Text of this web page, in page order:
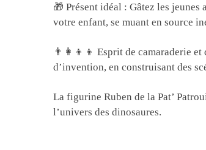
🎁 Présent idéal : Gâtez les
votre enfant, se muant en source
👨‍👩‍👦‍👦 Esprit de camaraderie
d’invention, en construisant des
La figurine Ruben de la Pat’
l’univers des dinosaures.